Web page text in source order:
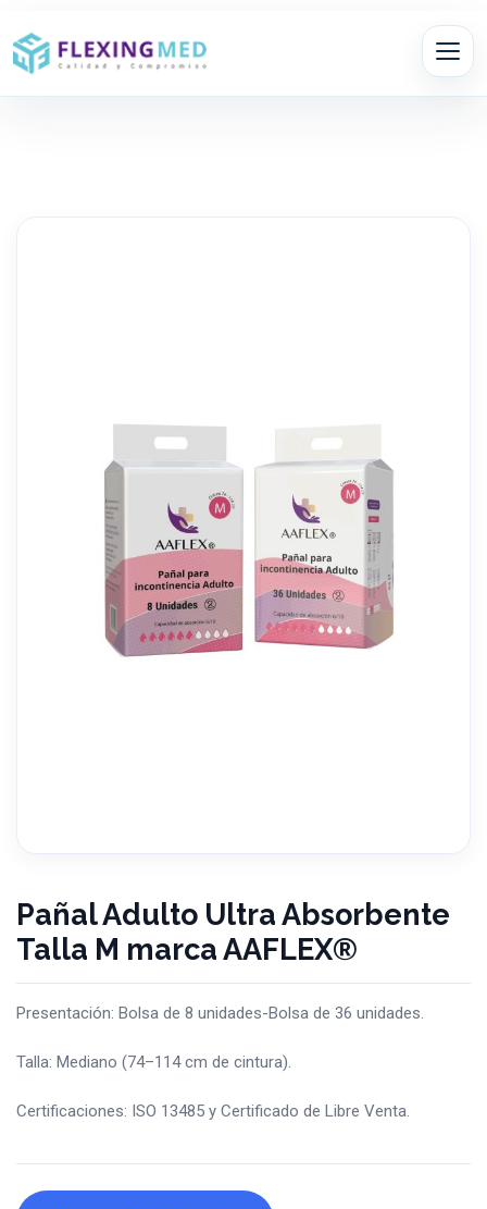
Pañal Adulto Ultra Absorbente
Talla M marca AAFLEX®
Presentación: Bolsa de 8 unidades-Bolsa de 36 unidades.
Talla: Mediano (74–114 cm de cintura).
Certificaciones: ISO 13485 y Certificado de Libre Venta.